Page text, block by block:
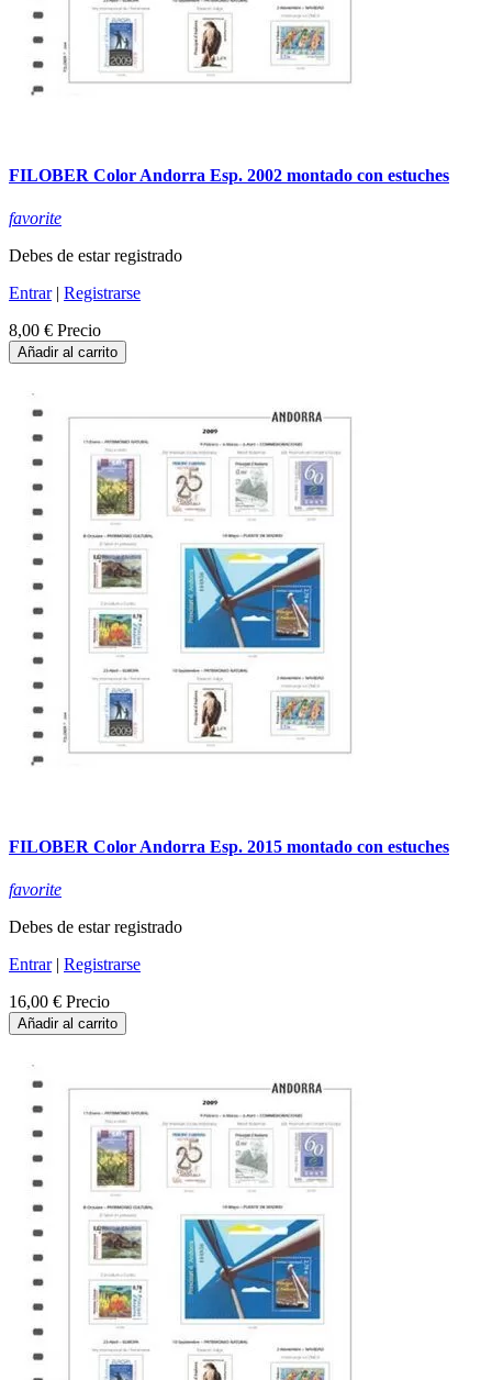
FILOBER Color Andorra Esp. 2002 montado con estuches
favorite
Debes de estar registrado
Entrar| Registrarse
8,00 € Precio
Añadir al carrito
FILOBER Color Andorra Esp. 2015 montado con estuches
favorite
Debes de estar registrado
Entrar| Registrarse
16,00 € Precio
Añadir al carrito